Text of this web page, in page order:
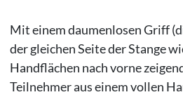
Mit einem daumenlosen Griff
der gleichen Seite der Stange
Handflächen nach vorne
Teilnehmer aus einem vollen